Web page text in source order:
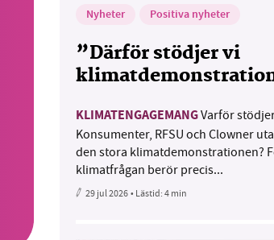
Nyheter Positiva nyheter
”Därför stödjer vi
KLIMATENGAGEMANGVarför
Konsumenter, RFSU och Clowner
den stora klimatdemonstrationen?
klimatfrågan berör precis...
29 jul 2026• Lästid:4 min